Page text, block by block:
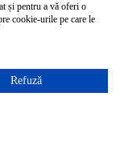
și pentru a vă oferi o
cookie-urile pe care le
Refuză